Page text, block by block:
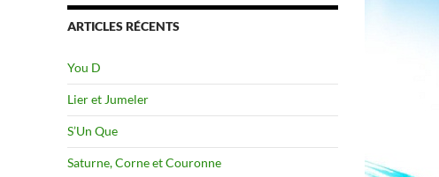
ARTICLES RÉCENTS
You D
Lier et Jumeler
S’Un Que
Saturne, Corne et Couronne